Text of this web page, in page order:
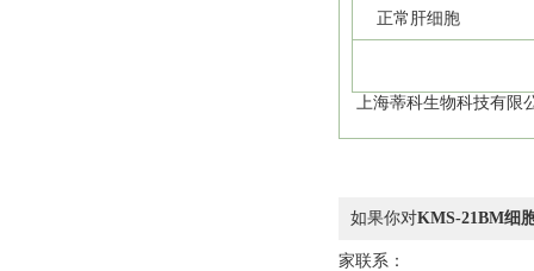
正常肝细胞
上海蒂科生物科技有限
如果你对KMS-21BM细
家联系：